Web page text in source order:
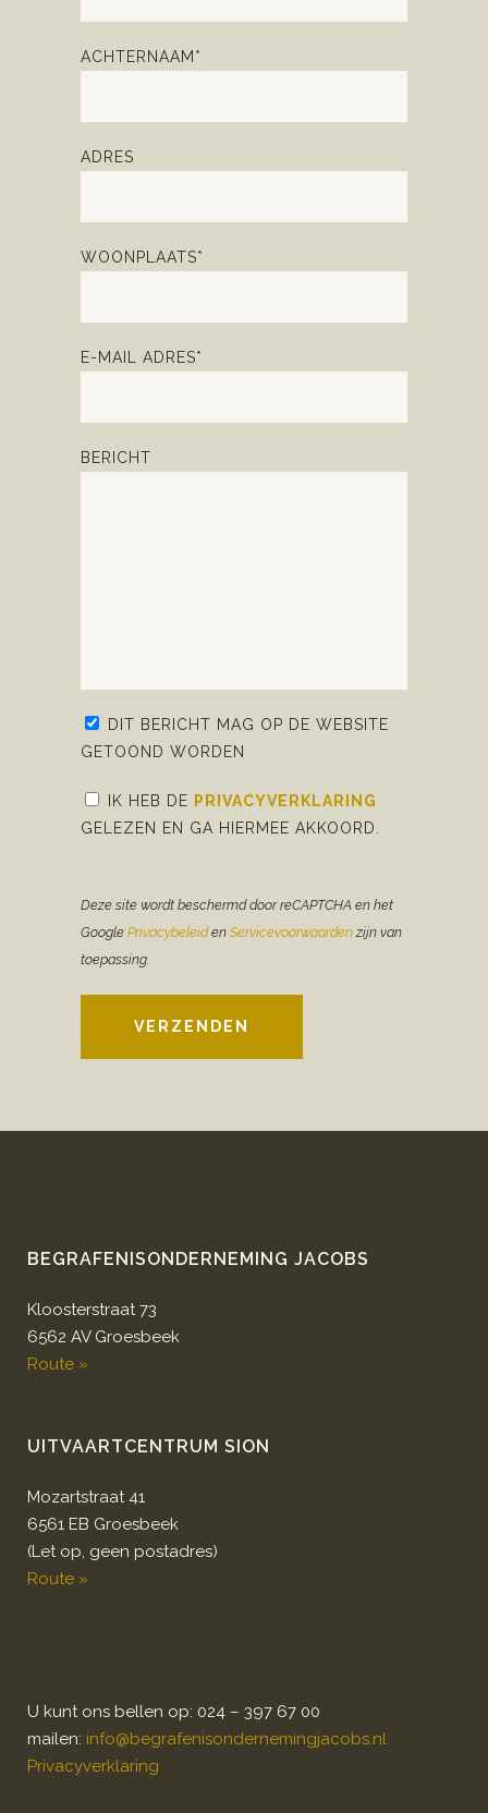
ACHTERNAAM*
ADRES
WOONPLAATS*
E-MAIL ADRES*
BERICHT
DIT BERICHT MAG OP DE WEBSITE
GETOOND WORDEN
IK HEB DE PRIVACYVERKLARING
GELEZEN EN GA HIERMEE AKKOORD.
Deze site wordt beschermd door reCAPTCHA en het
Google Privacybeleiden Servicevoorwaardenzijn van
toepassing.
VERZENDEN
BEGRAFENISONDERNEMING JACOBS
Kloosterstraat 73
6562 AV Groesbeek
Route »
UITVAARTCENTRUM SION
Mozartstraat 41
6561 EB Groesbeek
(Let op, geen postadres)
Route »
U kunt ons bellen op: 024 – 397 67 00
mailen: info@begrafenisondernemingjacobs.nl
Privacyverklaring